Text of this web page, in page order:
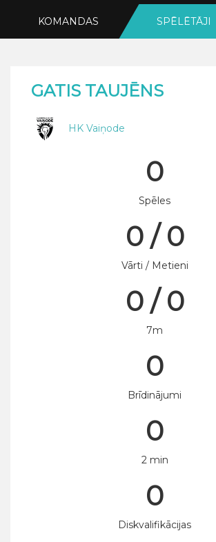
KOMANDAS SPĒLĒTĀJI
GATIS TAUJĒNS
HK Vaiņode
0
Spēles
0 / 0
Vārti / Metieni
0 / 0
7m
0
Brīdinājumi
0
2 min
0
Diskvalifikācijas